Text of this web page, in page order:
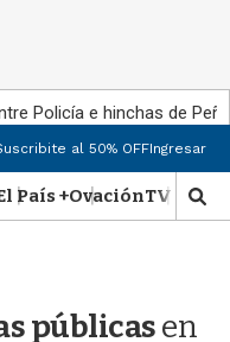
Policía e hinchas de
al 50% OFFIngresar
País +OvaciónTV Show
M
o
públicasen